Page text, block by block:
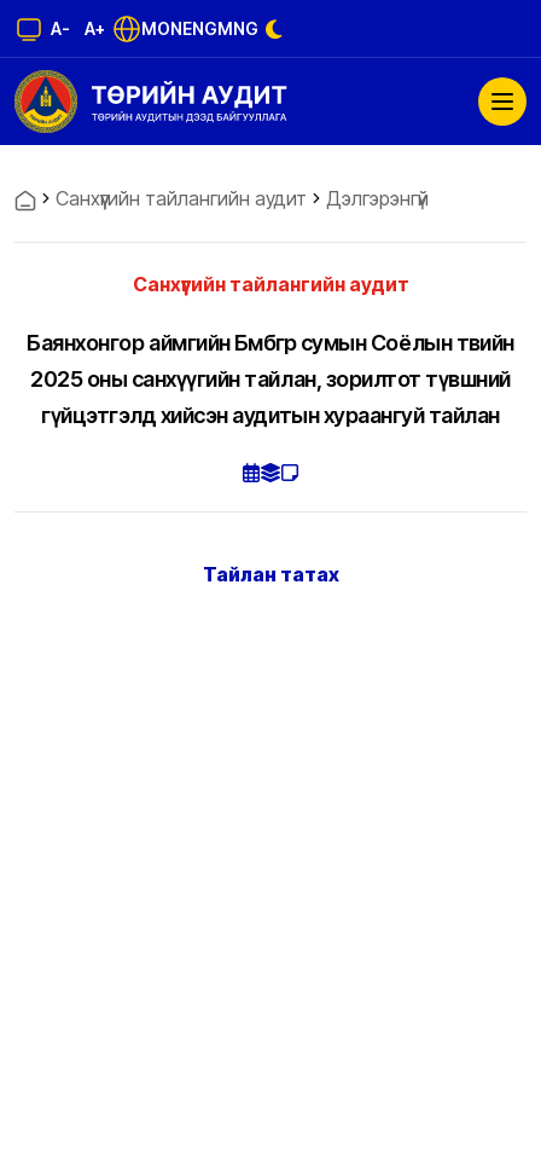
A- A+ MONENGMNG
Санхүүгийн тайлангийн аудит Дэлгэрэнгүй
Санхүүгийн тайлангийн аудит
Баянхонгор аймгийн Бөмбөгөр сумын Соёлын төвийн
2025 оны санхүүгийн тайлан, зорилтот түвшний
гүйцэтгэлд хийсэн аудитын хураангуй тайлан
Тайлан татах